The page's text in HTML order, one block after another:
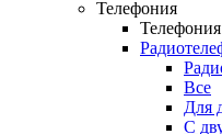
Телефония
Телефония
Все
Для
С